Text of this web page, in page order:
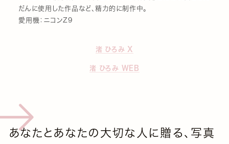
だんに使用した作品など、精力的に制作中。
愛用機：ニコンZ9
渚 ひろみ X
渚 ひろみ WEB
あなたとあなたの大切な人に贈る、写真